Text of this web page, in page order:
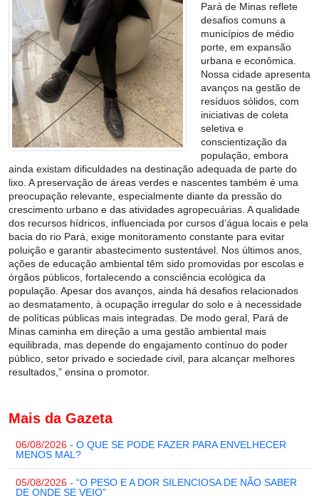
Pará de Minas reflete
desafios comuns a
municípios de médio
porte, em expansão
urbana e econômica.
Nossa cidade apresenta
avanços na gestão de
resíduos sólidos, com
iniciativas de coleta
seletiva e
conscientização da
população, embora
ainda existam dificuldades na destinação adequada de parte do
lixo. A preservação de áreas verdes e nascentes também é uma
preocupação relevante, especialmente diante da pressão do
crescimento urbano e das atividades agropecuárias. A qualidade
dos recursos hídricos, influenciada por cursos d’água locais e pela
bacia do rio Pará, exige monitoramento constante para evitar
poluição e garantir abastecimento sustentável. Nos últimos anos,
ações de educação ambiental têm sido promovidas por escolas e
órgãos públicos, fortalecendo a consciência ecológica da
população. Apesar dos avanços, ainda há desafios relacionados
ao desmatamento, à ocupação irregular do solo e à necessidade
de políticas públicas mais integradas. De modo geral, Pará de
Minas caminha em direção a uma gestão ambiental mais
equilibrada, mas depende do engajamento contínuo do poder
público, setor privado e sociedade civil, para alcançar melhores
resultados,” ensina o promotor.
Mais da Gazeta
06/08/2026 - O QUE SE PODE FAZER PARA ENVELHECER
MENOS MAL?
05/08/2026 - “O PESO E A DOR SILENCIOSA DE NÃO SABER
DE ONDE SE VEIO”